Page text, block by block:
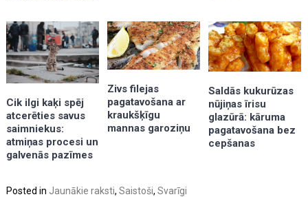
Cik ilgi kaķi spēj
atcerēties savus
saimniekus:
atmiņas procesi un
galvenās pazīmes
Zivs filejas
pagatavošana ar
kraukšķīgu
mannas garoziņu
Saldās kukurūzas
nūjiņas īrisu
glazūrā: kāruma
pagatavošana bez
cepšanas
Posted in Jaunākie raksti,Saistoši,Svarīgi